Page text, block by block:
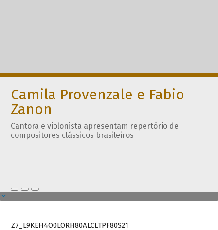
Camila Provenzale e Fabio
Zanon
Cantora e violonista apresentam repertório de
compositores clássicos brasileiros
Z7_L9KEH4O0LORH80ALCLTPF80S21